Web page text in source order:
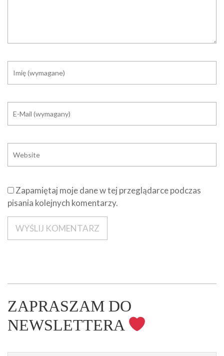
Zapamiętaj moje dane w tej przeglądarce podczas
pisania kolejnych komentarzy.
ZAPRASZAM DO
NEWSLETTERA